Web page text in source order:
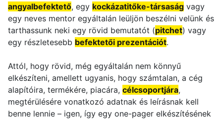
angyalbefektető, egy kockázatitőke-társaság vagy
egy neves mentor egyáltalán leüljön beszélni velünk és
tarthassunk neki egy rövid bemutatót (pitchet) vagy
egy részletesebb befektetői prezentációt.
Attól, hogy rövid, még egyáltalán nem könnyű
elkészíteni, amellett ugyanis, hogy számtalan, a cég
alapítóira, termékére, piacára, célcsoportjára,
megtérülésére vonatkozó adatnak és leírásnak kell
benne lennie – igen, így egy one-pager elkészítésének